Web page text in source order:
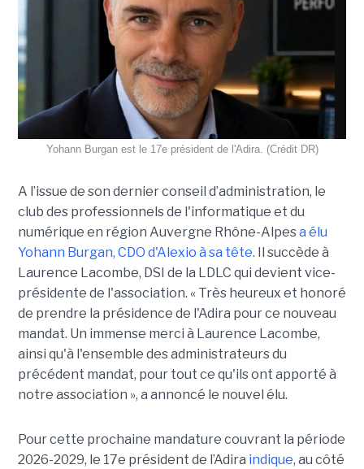
Yohann Burgan est le 17e président de l'Adira. (Crédit DR)
A l’issue de son dernier conseil d’administration, le
club des professionnels de l'informatique et du
numérique en région Auvergne Rhône-Alpesa élu
Yohann Burgan, CDO d'Alexio à sa tête. Il succède à
Laurence Lacombe, DSI de la LDLC qui devient vice-
présidente de l'association. « Très heureux et honoré
de prendre la présidence de l'Adira pour ce nouveau
mandat. Un immense merci à Laurence Lacombe,
ainsi qu'à l'ensemble des administrateurs du
précédent mandat, pour tout ce qu'ils ont apporté à
notre association », a annoncé le nouvel élu.
Pour cette prochaine mandature couvrant la période
2026-2029, le 17e président de l’Adira indique, au côté